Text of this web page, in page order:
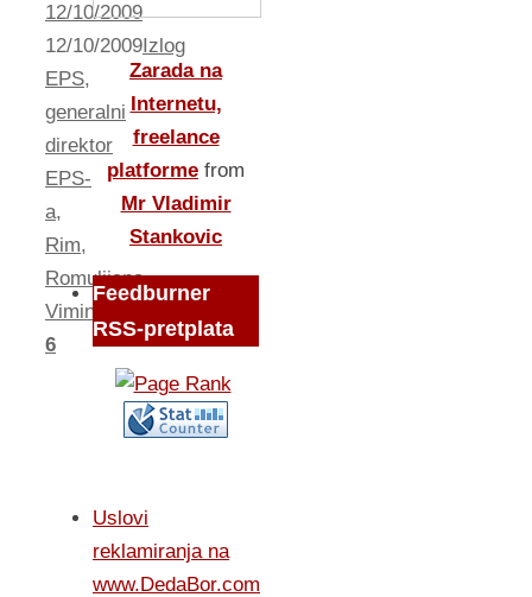
12/10/2009
12/10/2009Izlog
EPS,
generalni
direktor
EPS-
a,
Rim,
Romulijana,
Viminicijum
6
Zarada na
Internetu,
freelance
platforme from
Mr Vladimir
Stankovic
Feedburner
RSS-pretplata
Uslovi
reklamiranja na
www.DedaBor.com